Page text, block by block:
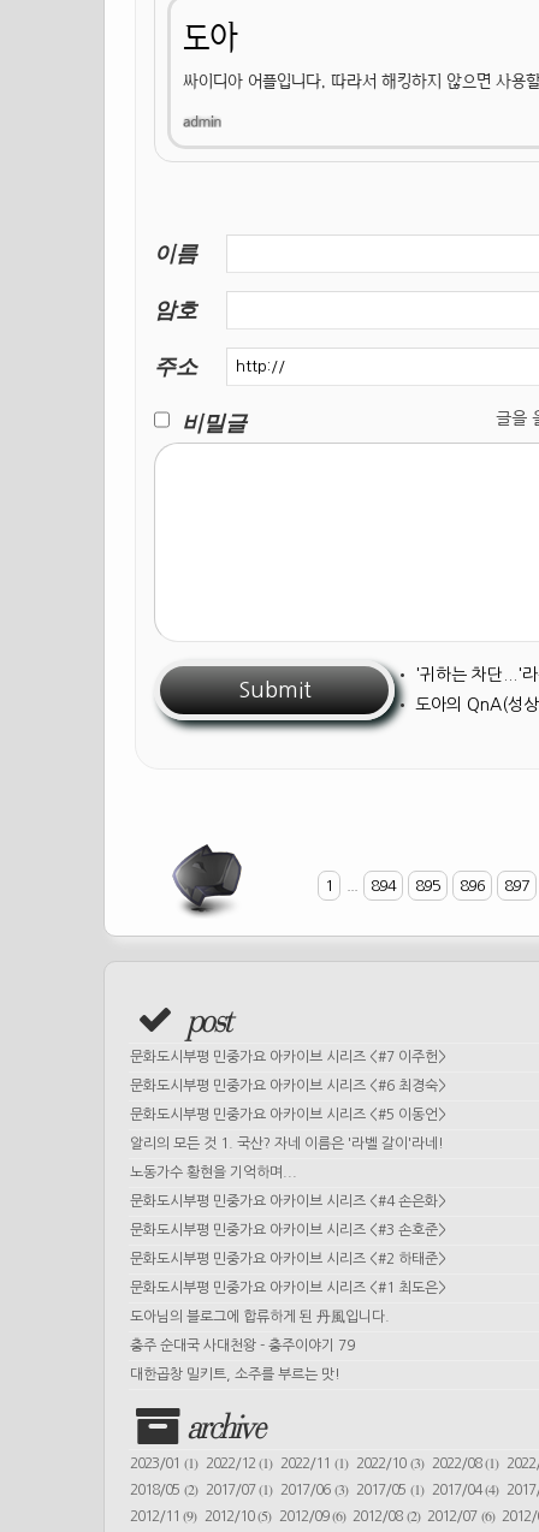
도아
싸이디아 어플입니다. 따라서 해킹하지 않으면 사용
이름
암호
주소
비밀글
글을
• '귀하는 차단...'
• 도아의 QnA(성
1 894 895 896 897
post
문화도시부평 민중가요 아카이브 시리즈 <#7 이주헌>
문화도시부평 민중가요 아카이브 시리즈 <#6 최경숙>
문화도시부평 민중가요 아카이브 시리즈 <#5 이동언>
알리의 모든 것 1. 국산? 자네 이름은 '라벨 갈이'라네!
노동가수 황현을 기억하며...
문화도시부평 민중가요 아카이브 시리즈 <#4 손은화>
문화도시부평 민중가요 아카이브 시리즈 <#3 손호준>
문화도시부평 민중가요 아카이브 시리즈 <#2 하태준>
문화도시부평 민중가요 아카이브 시리즈 <#1 최도은>
도아님의 블로그에 합류하게 된 丹風입니다.
충주 순대국 사대천왕 - 충주이야기 79
대한곱창 밀키트, 소주를 부르는 맛!
archive
2023/01 (1) 2022/12(1) 2022/11(1) 2022/10 (3) 2022/08(1)
2018/05 (2) 2017/07(1) 2017/06(3) 2017/05 (1) 2017/04(4)
2012/11(9) 2012/10(5) 2012/09(6) 2012/08 (2) 2012/07 (6)